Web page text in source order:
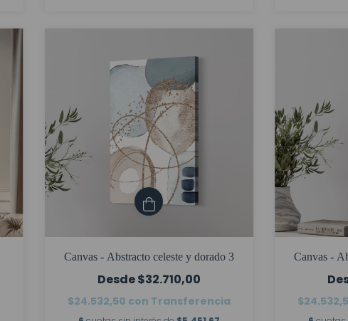
Canvas - Abstracto celeste y dorado 3
$32.710,00
$24.532,50 con Transferencia
Canvas -